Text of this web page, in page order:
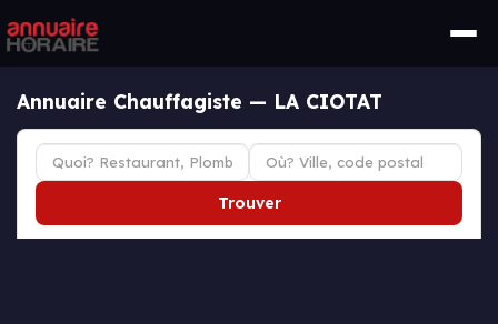
Annuaire Chauffagiste — LA CIOTAT
Trouver